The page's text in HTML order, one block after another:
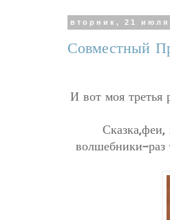
вторник, 21 июля
Совместный
И вот моя третья
волшебники-раз